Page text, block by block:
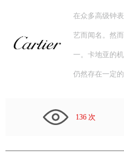
在众多高级钟
艺而闻名。然
一。卡地亚的
仍然存在一定
136 次